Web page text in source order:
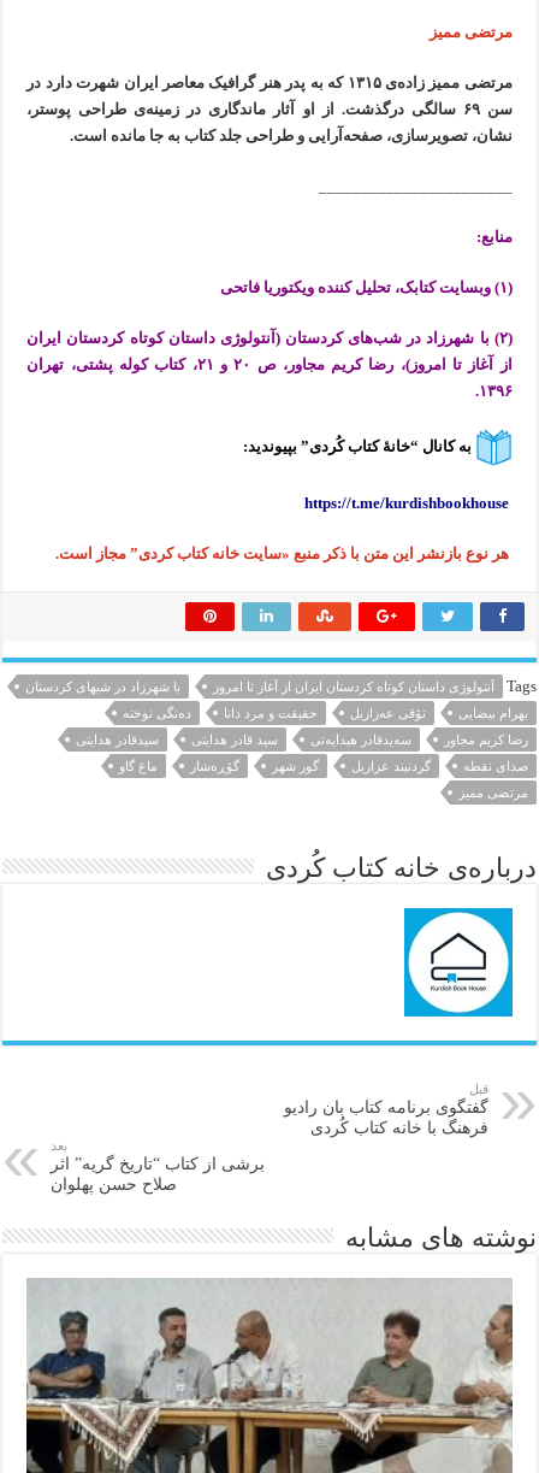
مرتضی ممیز
مرتضی ممیز زاده‌ی ۱۳۱۵ که به پدر هنر گرافیک معاصر ایران شهرت دارد در
سن ۶۹ سالگی درگذشت. از او آثار ماندگاری در زمینه‌ی طراحی پوستر،
نشان، تصویرسازی، صفحه‌آرایی و طراحی جلد کتاب به جا مانده است.
منابع:
(۱) وبسایت کتابک، تحلیل کننده ویکتوریا فاتحی
(۲) با شهرزاد در شب‌های کردستان (آنتولوژی داستان کوتاه کردستان ایران
از آغاز تا امروز)، رضا کریم مجاور، ص ۲۰ و ۲۱، کتاب کوله پشتی، تهران
۱۳۹۶.
بە کانال “خانهٔ کتاب كُردی” بپیوندید:
https://t.me/kurdishbookhouse
هر نوع بازنشر این متن با ذکر منبع «سایت خانه کتاب کردی” مجاز است.
Tags آنتولوژی داستان کوتاه کردستان ایران از آغاز تا امروز
با شهرزاد در شبهای کردستان
بهرام بیضایی
تۆقی عەزازیل حقیقت و مرد دانا
دەنگی نوختە
رضا کریم مجاور
سەیدقادر هیدایەتی سید قادر هدایتی
سیدقادر هدایتی
صدای نقطه
گردنبند عزازیل گور شهر گۆڕەشار
ماغ گاو
مرتضی ممیز
درباره‌ی خانه کتاب کُردی
قبل
گفتگوی برنامە کتاب بان رادیو
فرهنگ با خانە کتاب کُردی
بعد
برشی از کتاب “تاریخ گریە” اثر
صلاح حسن پهلوان
نوشته های مشابه